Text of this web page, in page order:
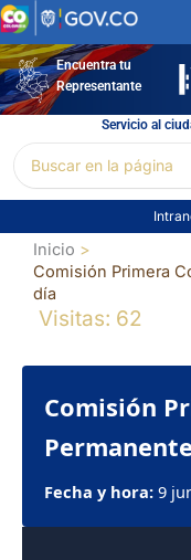
Ir
al
contenidoEncuentra tu
Representante
Servicio al
por:
Inicio
Comisión Primera
día
Visitas: 62
Comisión
Fecha y hora: 9